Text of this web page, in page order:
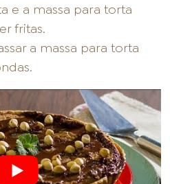
e a massa para torta
fritas.
a massa para torta